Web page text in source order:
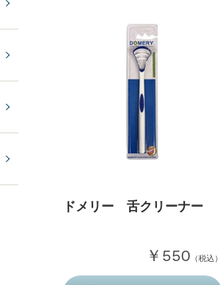
ドメリー 舌クリーナー
￥550 （税込）